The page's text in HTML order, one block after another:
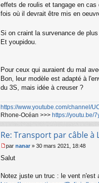
s
s
e
n
u
effets de roulis et tangage en
fois où il devrait être mis en
Si on craint la survenance de
Et youpidou.
Pour ceux qui auraient du mal
Bon, leur modèle est adapté à
du 3S, mais idée à creuser ?
https://www.youtube.com/channel/
Rhone-Océan >>> https://youtu.be/
Re: Transport par câble à
e
s
par nanar » 30 mars 2021, 18:48
Salut
Notez juste un truc : le vent n'est